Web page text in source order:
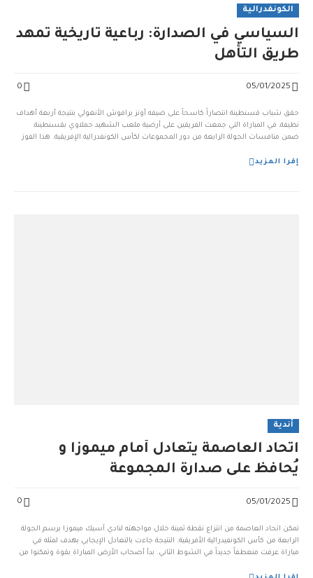
الكونفدرالية
السياسي في الصدارة: رباعية تاريخية تمهد
طريق التأهل
05/01/2025
0
حقق شباب قسنطينة انتصاراً كاسحاً على ضيفه أونز برافوش الأنغولي بنتيجة أربعة أهداف
نظيفة، في المباراة التي جمعت الفريقين على أرضية ملعب الشهيد حملاوي بقسنطينة،
ضمن منافسات الجولة الرابعة من دور المجموعات لكأس الكونفدرالية الإفريقية. هذا الفوز
كبيرة نحو ا...
إقرا المزيد
أندية
اتحاد العاصمة يتعادل أمام ميموزا و
يُحافظ على صدارة المجموعة
05/01/2025
0
تمكن اتحاد العاصمة من انتزاع نقطة ثمينة خلال مواجهته لنادي آسيك ميموزا برسم الجولة
الرابعة من كأس الكونفيدرالية الأفريقية. النتيجة جاءت بالتعادل الإيجابي بهدف لمثله في
مباراة عرفت منعطفاً جديداً في الشوط الثاني. بدأ أصحاب الأرض المباراة بقوة وتمكنوا من